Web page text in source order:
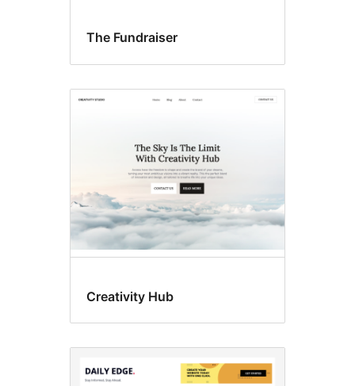
The Fundraiser
Creativity Hub